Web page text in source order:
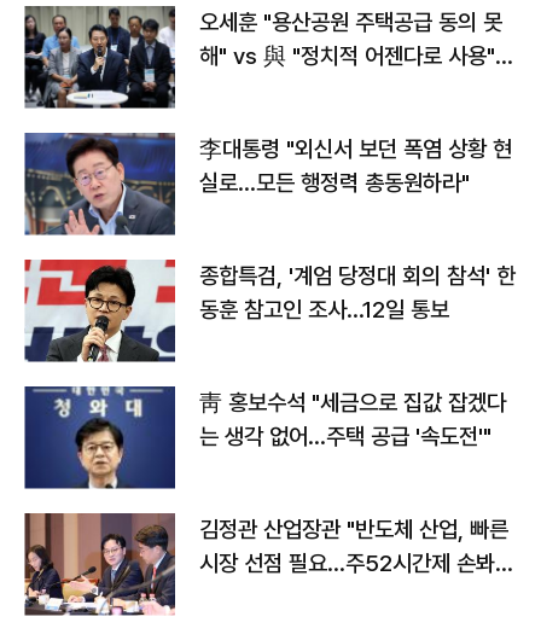
오세훈 "용산공원 주택공급 동의 못
해" vs 與 "정치적 어젠다로 사용"
李대통령 "외신서 보던 폭염 상황 현
실로…모든 행정력 총동원하라"
종합특검, '계엄 당정대 회의 참석' 한
동훈 참고인 조사...12일 통보
靑 홍보수석 "세금으로 집값 잡겠다
는 생각 없어…주택 공급 '속도전'"
김정관 산업장관 "반도체 산업, 빠른
시장 선점 필요…주52시간제 손봐